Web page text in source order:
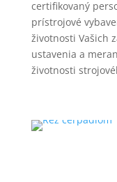
certifikovaný
prístrojové
životnosti Vašich
ustavenia a
životnosti